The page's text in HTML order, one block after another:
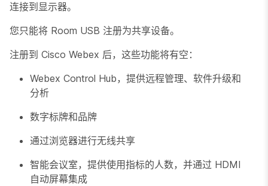
连接到显示器。
您只能将 Room USB 注册为共享设备。
注册到 Cisco Webex 后，这些功能将有空：
Webex Control Hub，提供远程管理、软件升级和
分析
数字标牌和品牌
通过浏览器进行无线共享
智能会议室，提供使用指标的人数，并通过 HDMI
自动屏幕集成